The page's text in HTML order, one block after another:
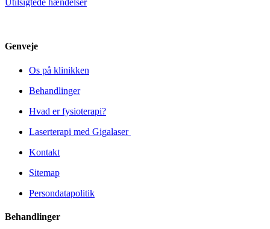
Utilsigtede hændelser
Genveje
Os på klinikken
Behandlinger
Hvad er fysioterapi?
Laserterapi med Gigalaser
Kontakt
Sitemap
Persondatapolitik
Behandlinger